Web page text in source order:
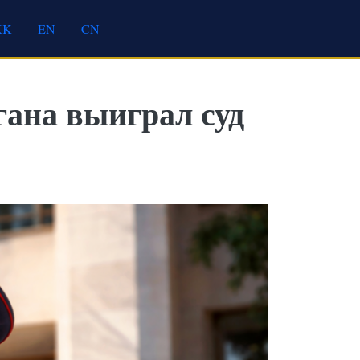
EN CN
выиграл суд